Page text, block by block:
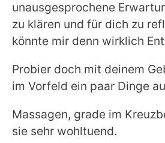
unausgesprochene
zu klären und für dich zu
könnte mir denn wirklich
Probier doch mit deinem
im Vorfeld ein paar Dinge
Massagen, grade im
sie sehr wohltuend.